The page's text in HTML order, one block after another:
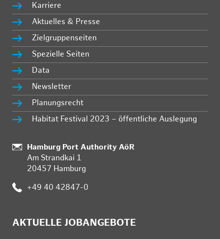
Karriere
Aktuelles & Presse
Zielgruppenseiten
Spezielle Seiten
Data
Newsletter
Planungsrecht
Habitat Festival 2023 – öffentliche Auslegung
:
Hamburg Port Authority AöR
Am Strandkai 1
20457 Hamburg
: +49 40 42847-0
AKTUELLE JOBANGEBOTE